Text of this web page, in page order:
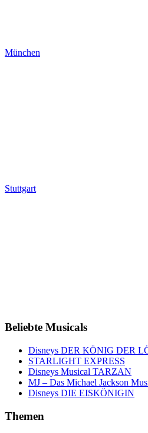
München
Stuttgart
Beliebte Musicals
Disneys DER KÖNIG DER
STARLIGHT EXPRESS
Disneys Musical TARZAN
MJ – Das Michael Jackson
Disneys DIE EISKÖNIGIN
Themen